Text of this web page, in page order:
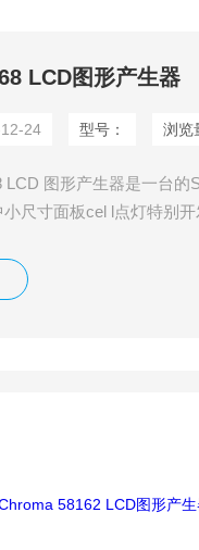
LCD图形产生器
24 型号： 浏览
LCD 图形产生器是一台的
尺寸面板cel l点灯特别
机台，然而却不会互相
者控制四台58168一样